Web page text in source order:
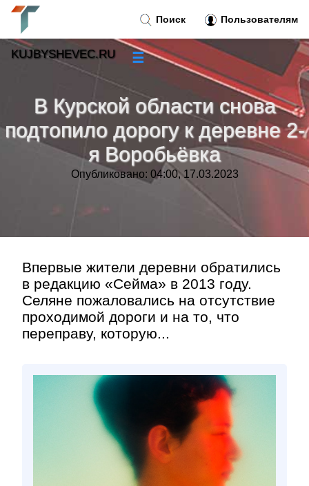
В Курской области снова
подтопило дорогу к деревне 2-
я Воробьёвка
Опубликовано: 04:00, 17.03.2023
Впервые жители деревни обратились
в редакцию «Сейма» в 2013 году.
Селяне пожаловались на отсутствие
проходимой дороги и на то, что
переправу, которую...
Поиск Пользователям
KUJBYSHEVEC.RU ☰
Новости»
Тренды новостей»
Рубрики»
Контакт»